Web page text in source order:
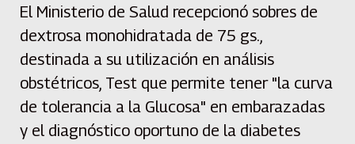
El Ministerio de Salud recepcionó sobres de
dextrosa monohidratada de 75 gs.,
destinada a su utilización en análisis
obstétricos, Test que permite tener "la curva
de tolerancia a la Glucosa" en embarazadas
y el diagnóstico oportuno de la diabetes